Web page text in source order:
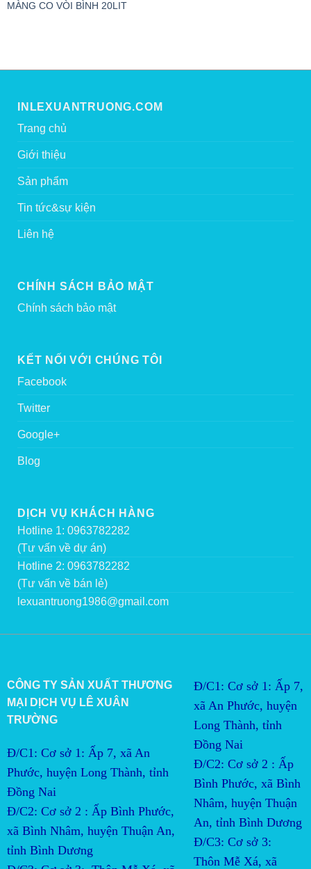
MÀNG CO VÒI BÌNH 20LIT
INLEXUANTRUONG.COM
Trang chủ
Giới thiệu
Sản phẩm
Tin tức&sự kiện
Liên hệ
CHÍNH SÁCH BẢO MẬT
Chính sách bảo mật
KẾT NỐI VỚI CHÚNG TÔI
Facebook
Twitter
Google+
Blog
DỊCH VỤ KHÁCH HÀNG
Hotline 1: 0963782282
(Tư vấn về dự án)
Hotline 2: 0963782282
(Tư vấn về bán lẻ)
lexuantruong1986@gmail.com
CÔNG TY SẢN XUẤT THƯƠNG
MẠI DỊCH VỤ LÊ XUÂN
TRƯỜNG
Đ/C1: Cơ sở 1: Ấp 7, xã An
Phước, huyện Long Thành, tỉnh
Đồng Nai
Đ/C2: Cơ sở 2 : Ấp Bình Phước,
xã Bình Nhâm, huyện Thuận An,
tỉnh Bình Dương
Đ/C1: Cơ sở 1: Ấp 7,
xã An Phước, huyện
Long Thành, tỉnh
Đồng Nai
Đ/C2: Cơ sở 2 : Ấp
Bình Phước, xã Bình
Nhâm, huyện Thuận
An, tỉnh Bình Dương
Đ/C3: Cơ sở 3:
Thôn Mễ Xá, xã